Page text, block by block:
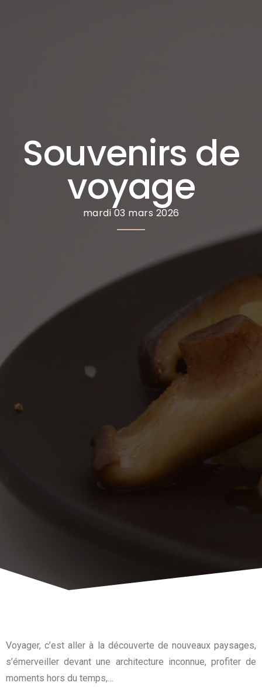
Souvenirs de
voyage
mardi 03 mars 2026
Voyager, c’est aller à la découverte de nouveaux paysages,
s’émerveiller devant une architecture inconnue, profiter de
moments hors du temps,…